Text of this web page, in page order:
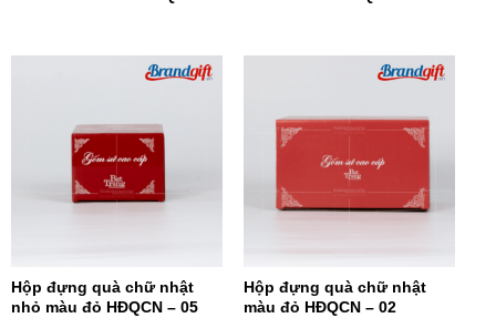
Hộp đựng quà chữ nhật
nhỏ màu đỏ HĐQCN – 05
Hộp đựng quà chữ nhật
màu đỏ HĐQCN – 02